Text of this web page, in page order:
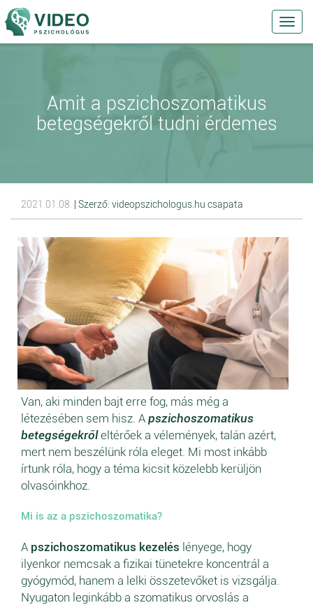
Amit a pszichoszomatikus
betegségekről tudni érdemes
2021.01.08. | Szerző: videopszichologus.hu csapata
Van, aki minden bajt erre fog, más még a
létezésében sem hisz. A pszichoszomatikus
betegségekrőleltérőek a vélemények, talán azért,
mert nem beszélünk róla eleget. Mi most inkább
írtunk róla, hogy a téma kicsit közelebb kerüljön
olvasóinkhoz.
Mi is az a pszichoszomatika?
A pszichoszomatikus kezelés lényege, hogy
ilyenkor nemcsak a fizikai tünetekre koncentrál a
gyógymód, hanem a lelki összetevőket is vizsgálja.
Nyugaton leginkább a szomatikus orvoslás a